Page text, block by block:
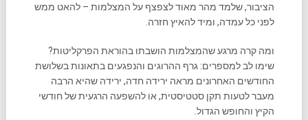
הציבור, שלמד מהר מאוד לצפצף על המצלמות – להאט ממש
לפני כל עמדה, ומיד להאיץ חזרה.
ומה קרה מרגע שהמצלמות הושבתו בהוראת הפרקליטות?
שימו לב למספרים: גרף ההרוגים והנפגעים בתאונות בשלושת
החודשים האחרונים מראה ירידה חדה, ירידה שהיא הרבה
מעבר לטעות תקן סטטיסטית, או להשפעה הרגעית של חודשי
הקיץ והחופש הגדול.